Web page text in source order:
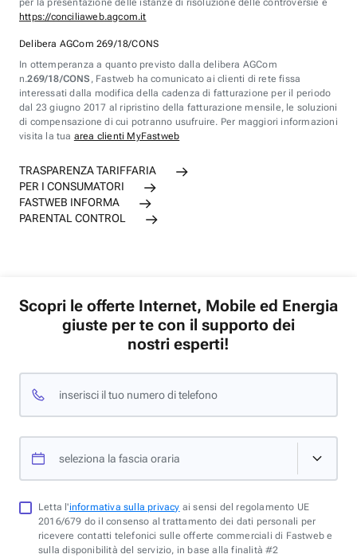
per la presentazione delle istanze di risoluzione delle controversie è
https://conciliaweb.agcom.it
Delibera AGCom 269/18/CONS
In ottemperanza a quanto previsto dalla delibera AGCom
n.269/18/CONS , Fastweb ha comunicato ai clienti di rete fissa
interessati dalla modifica della cadenza di fatturazione per il periodo
dal 23 giugno 2017 al ripristino della fatturazione mensile, le soluzioni
di compensazione di cui potranno usufruire. Per maggiori informazioni
visita la tua area clienti MyFastweb
TRASPARENZA TARIFFARIA
PER I CONSUMATORI
FASTWEB INFORMA
PARENTAL CONTROL
Scopri le offerte Internet, Mobile ed Energia
giuste per te con il supporto dei
nostri esperti!
inserisci il tuo numero di telefono
seleziona la fascia oraria
Letta l'informativa sulla privacy ai sensi del regolamento UE
2016/679 do il consenso al trattamento dei dati personali per
ricevere contatti telefonici sulle offerte commerciali di Fastweb e
sulla disponibilità del servizio, in base alla finalità #2